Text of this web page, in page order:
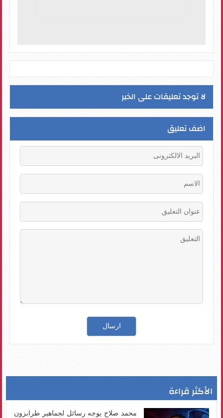
لا توجد تعليقات على الخبر
اضف تعليق
الأكثر قراءة
محمد صلاح يوجه رسائل لجماهير طرابزون